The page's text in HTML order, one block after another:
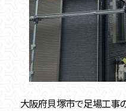
大阪府貝塚市で足場工事